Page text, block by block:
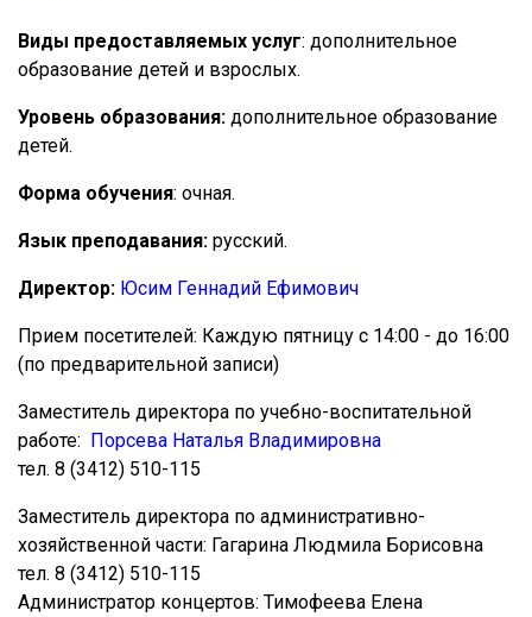
Виды предоставляемых услуг: дополнительное
образование детей и взрослых.
Уровень образования: дополнительное образование
детей.
Форма обучения: очная.
Язык преподавания: русский.
Директор: Юсим Геннадий Ефимович
Прием посетителей: Каждую пятницу с 14:00 - до 16:00
(по предварительной записи)
Заместитель директора по учебно-воспитательной
работе: Порсева Наталья Владимировна
тел. 8 (3412) 510-115
Заместитель директора по административно-
хозяйственной части: Гагарина Людмила Борисовна
тел. 8 (3412) 510-115
Администратор концертов: Тимофеева Елена